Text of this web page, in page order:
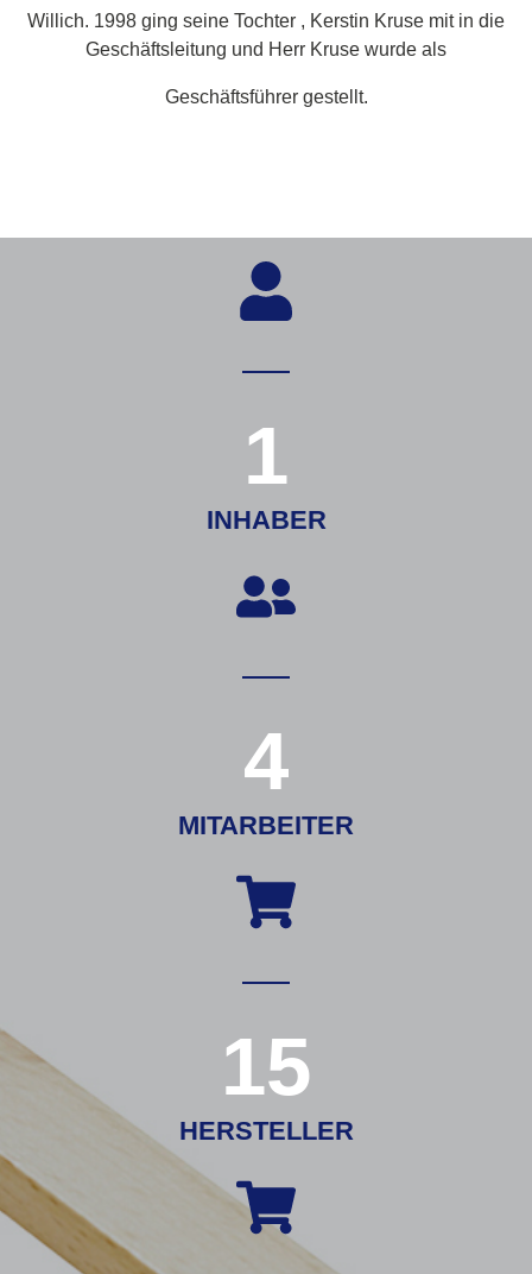
Willich. 1998 ging seine Tochter , Kerstin Kruse mit in die
Geschäftsleitung und Herr Kruse wurde als
Geschäftsführer gestellt.
INHABER
1
MITARBEITER
4
HERSTELLER
15